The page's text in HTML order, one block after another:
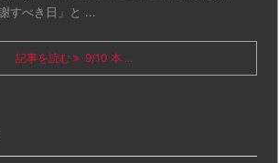
すべき日」と ...
記事を読む 9/10 本 ...